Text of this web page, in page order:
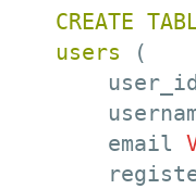
CREATE
users (
    email